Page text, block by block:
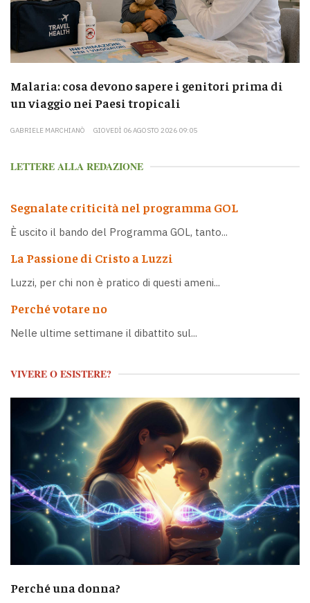
Malaria: cosa devono sapere i genitori prima di
un viaggio nei Paesi tropicali
GABRIELE MARCHIANÒ GIOVEDÌ 06 AGOSTO 2026 09:05
LETTERE ALLA REDAZIONE
Segnalate criticità nel programma GOL
È uscito il bando del Programma GOL, tanto...
La Passione di Cristo a Luzzi
Luzzi, per chi non è pratico di questi ameni...
Perché votare no
Nelle ultime settimane il dibattito sul...
VIVERE O ESISTERE?
Perché una donna?